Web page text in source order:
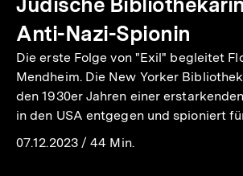
Anti-Nazi-Spionin
Die erste Folge von "Exil" begleitet
Mendheim. Die New Yorker
den 1930er Jahren einer
in den USA entgegen und spioniert
07.12.2023/44 Min.